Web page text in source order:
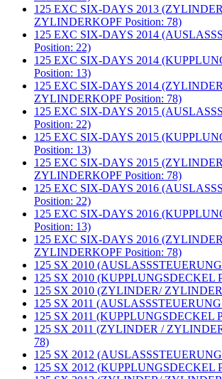
125 EXC SIX-DAYS 2013
ZYLINDERKOPF Position: 78)
125 EXC SIX-DAYS 2014
Position: 22)
125 EXC SIX-DAYS 2014
Position: 13)
125 EXC SIX-DAYS 2014
ZYLINDERKOPF Position: 78)
125 EXC SIX-DAYS 2015
Position: 22)
125 EXC SIX-DAYS 2015
Position: 13)
125 EXC SIX-DAYS 2015
ZYLINDERKOPF Position: 78)
125 EXC SIX-DAYS 2016
Position: 22)
125 EXC SIX-DAYS 2016
Position: 13)
125 EXC SIX-DAYS 2016
ZYLINDERKOPF Position: 78)
125 SX 2010
125 SX 2010 (KUPPLUNGSDECKEL
125 SX 2010 (ZYLINDER/
125 SX 2011 (AUSLASSSTEUERUNG
125 SX 2011 (KUPPLUNGSDECKEL
125 SX 2011 (ZYLINDER /
78)
125 SX 2012
125 SX 2012 (KUPPLUNGSDECKEL